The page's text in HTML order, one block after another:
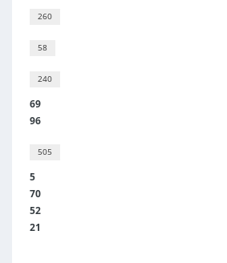
260
58
240
69
96
505
5
70
52
21